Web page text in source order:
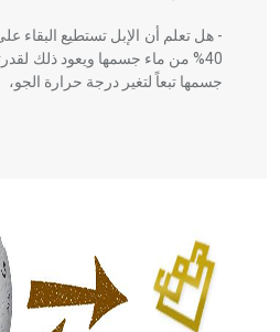
- هل تعلم أن الإبل تستطيع البقاء
40% من ماء جسمها ويعود ذلك
جسمها تبعاً لتغير درجة حرارة الجو،
الحكم، الأدلة، تنظيم التغذية،
له الفضل بأنه حرر الطب من الدين